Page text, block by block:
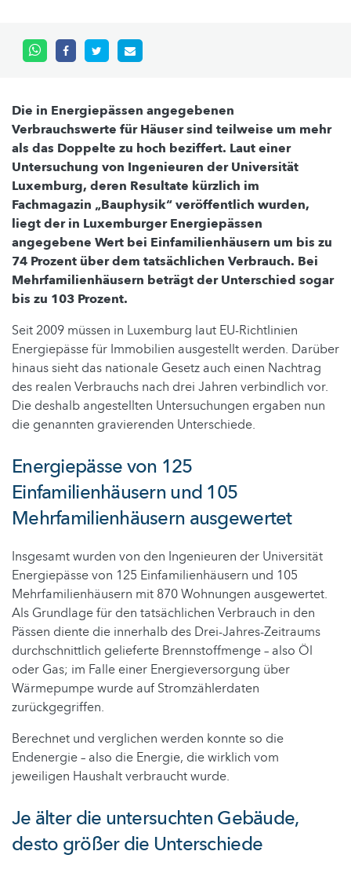
Die in Energiepässen angegebenen
Verbrauchswerte für Häuser sind teilweise um mehr
als das Doppelte zu hoch beziffert. Laut einer
Untersuchung von Ingenieuren der Universität
Luxemburg, deren Resultate kürzlich im
Fachmagazin „Bauphysik“ veröffentlich wurden,
liegt der in Luxemburger Energiepässen
angegebene Wert bei Einfamilienhäusern um bis zu
74 Prozent über dem tatsächlichen Verbrauch. Bei
Mehrfamilienhäusern beträgt der Unterschied sogar
bis zu 103 Prozent.
Seit 2009 müssen in Luxemburg laut EU-Richtlinien
Energiepässe für Immobilien ausgestellt werden. Darüber
hinaus sieht das nationale Gesetz auch einen Nachtrag
des realen Verbrauchs nach drei Jahren verbindlich vor.
Die deshalb angestellten Untersuchungen ergaben nun
die genannten gravierenden Unterschiede.
Energiepässe von 125
Einfamilienhäusern und 105
Mehrfamilienhäusern ausgewertet
Insgesamt wurden von den Ingenieuren der Universität
Energiepässe von 125 Einfamilienhäusern und 105
Mehrfamilienhäusern mit 870 Wohnungen ausgewertet.
Als Grundlage für den tatsächlichen Verbrauch in den
Pässen diente die innerhalb des Drei-Jahres-Zeitraums
durchschnittlich gelieferte Brennstoffmenge – also Öl
oder Gas; im Falle einer Energieversorgung über
Wärmepumpe wurde auf Stromzählerdaten
zurückgegriffen.
Berechnet und verglichen werden konnte so die
Endenergie – also die Energie, die wirklich vom
jeweiligen Haushalt verbraucht wurde.
Je älter die untersuchten Gebäude,
desto größer die Unterschiede